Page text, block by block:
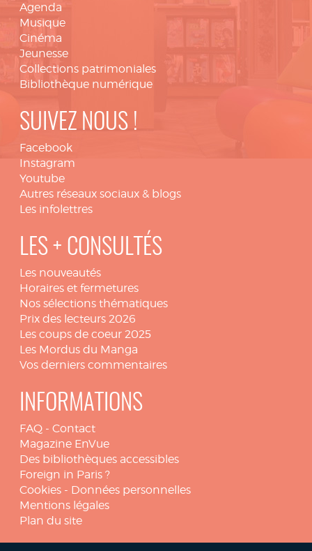
Agenda
Musique
Cinéma
Jeunesse
Collections patrimoniales
Bibliothèque numérique
SUIVEZ NOUS !
Facebook
Instagram
Youtube
Autres réseaux sociaux & blogs
Les infolettres
LES + CONSULTÉS
Les nouveautés
Horaires et fermetures
Nos sélections thématiques
Prix des lecteurs 2026
Les coups de coeur 2025
Les Mordus du Manga
Vos derniers commentaires
INFORMATIONS
FAQ - Contact
Magazine EnVue
Des bibliothèques accessibles
Foreign in Paris ?
Cookies - Données personnelles
Mentions légales
Plan du site